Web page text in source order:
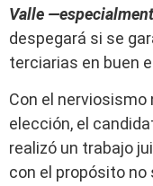
Valle
despegará si se
terciarias en buen
Con el nerviosismo
elección, el
realizó un trabajo
con el propósito no